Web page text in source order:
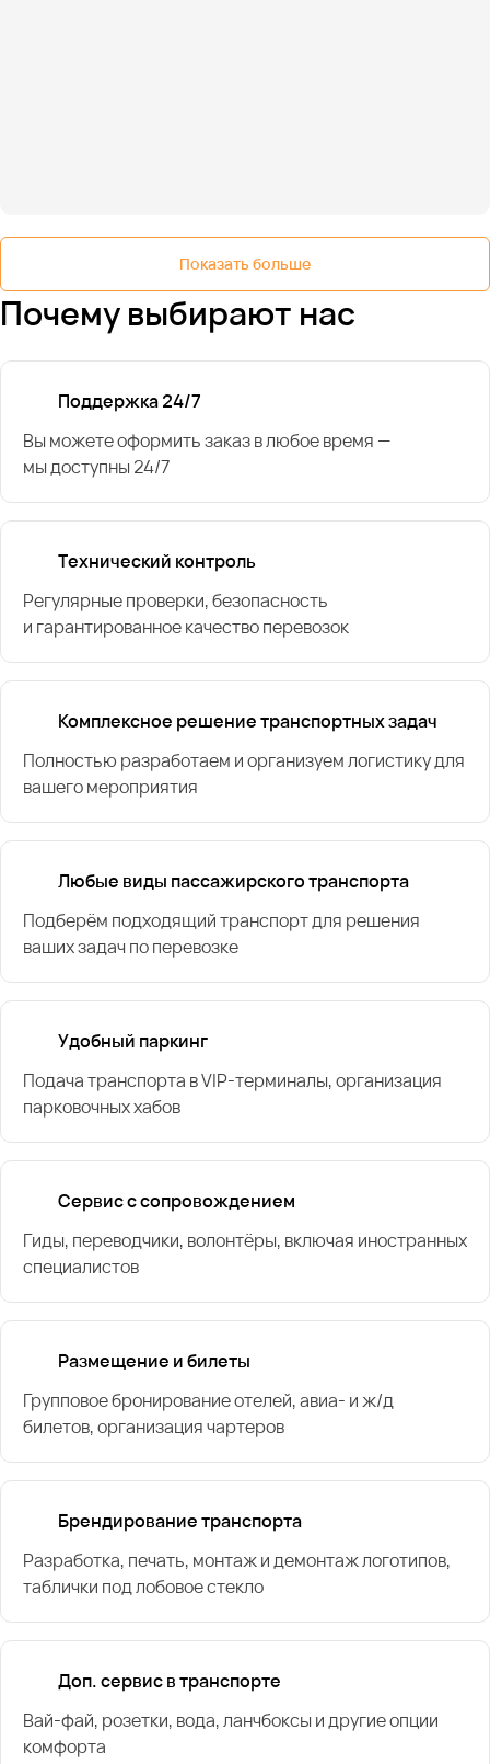
Показать больше
Почему выбирают нас
Поддержка 24/7
Вы можете оформить заказ в любое время —
мы доступны 24/7
Технический контроль
Регулярные проверки, безопасность
и гарантированное качество перевозок
Комплексное решение транспортных задач
Полностью разработаем и организуем логистику для
вашего мероприятия
Любые виды пассажирского транспорта
Подберём подходящий транспорт для решения
ваших задач по перевозке
Удобный паркинг
Подача транспорта в VIP-терминалы, организация
парковочных хабов
Сервис с сопровождением
Гиды, переводчики, волонтёры, включая иностранных
специалистов
Размещение и билеты
Групповое бронирование отелей, авиа- и ж/д
билетов, организация чартеров
Брендирование транспорта
Разработка, печать, монтаж и демонтаж логотипов,
таблички под лобовое стекло
Доп. сервис в транспорте
Вай-фай, розетки, вода, ланчбоксы и другие опции
комфорта